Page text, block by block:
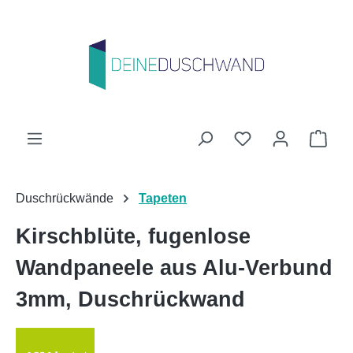
Du hast 0
Duschrückwände Tapeten
Kirschblüte, fugenlose
Wandpaneele aus Alu-Verbund
3mm, Duschrückwand